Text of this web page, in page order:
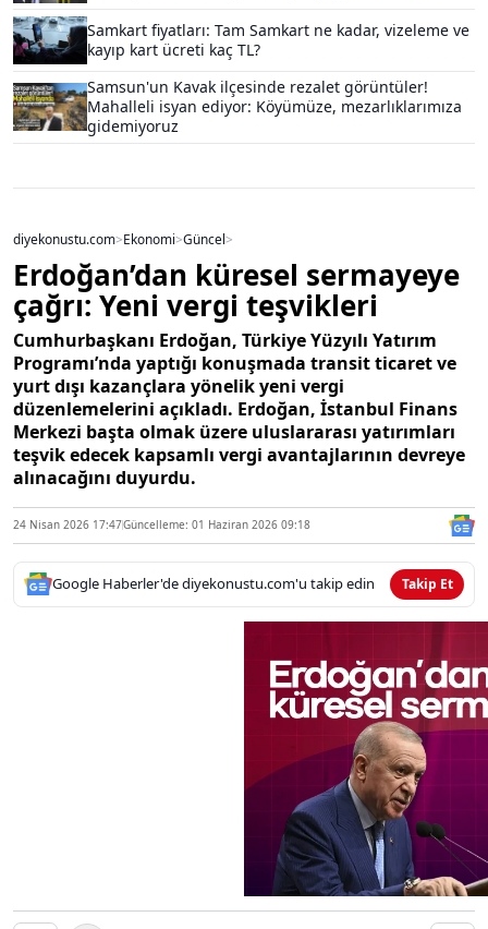
Samkart fiyatları: Tam Samkart ne kadar, vizeleme ve
kayıp kart ücreti kaç TL?
Samsun'un Kavak ilçesinde rezalet görüntüler!
Mahalleli isyan ediyor: Köyümüze, mezarlıklarımıza
gidemiyoruz
diyekonustu.com>Ekonomi>Güncel>
Erdoğan’dan küresel sermayeye
çağrı: Yeni vergi teşvikleri
Cumhurbaşkanı Erdoğan, Türkiye Yüzyılı Yatırım
Programı’nda yaptığı konuşmada transit ticaret ve
yurt dışı kazançlara yönelik yeni vergi
düzenlemelerini açıkladı. Erdoğan, İstanbul Finans
Merkezi başta olmak üzere uluslararası yatırımları
teşvik edecek kapsamlı vergi avantajlarının devreye
alınacağını duyurdu.
24 Nisan 2026 17:47Güncelleme: 01 Haziran 2026 09:18
Google Haberler'de diyekonustu.com'u takip edin Takip Et